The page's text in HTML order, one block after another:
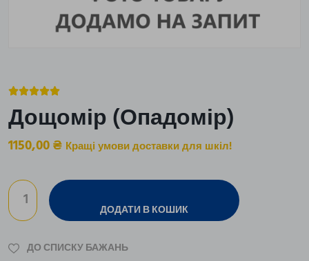

Дощомір (Опадомір)
1150,00₴ Кращі умови доставки для шкіл!
ДОДАТИ В КОШИК
ДО СПИСКУ БАЖАНЬ